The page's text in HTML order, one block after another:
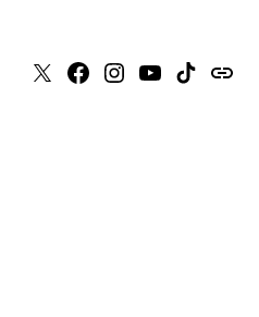
X Faceboook
Instagram
YoutubeTiktokissuu